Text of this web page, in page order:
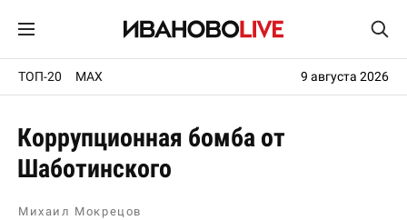
ТОП-20 MAX 9 августа 2026
Коррупционная бомба от
Шаботинского
Михаил Мокрецов